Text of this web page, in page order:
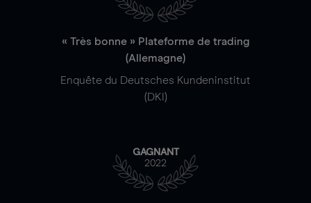
« Très bonne » Plateforme de trading
(Allemagne)
Enquête du Deutsches Kundeninstitut
(DKI)
GAGNANT
2022